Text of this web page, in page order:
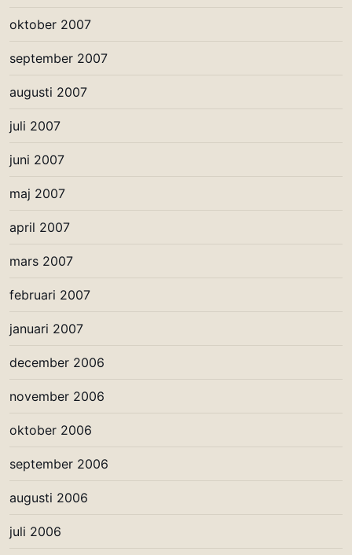
oktober 2007
september 2007
augusti 2007
juli 2007
juni 2007
maj 2007
april 2007
mars 2007
februari 2007
januari 2007
december 2006
november 2006
oktober 2006
september 2006
augusti 2006
juli 2006